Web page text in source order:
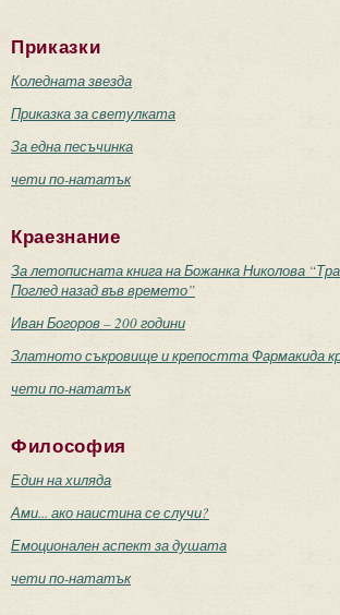
Приказки
Коледната звезда
Приказка за светулката
За една песъчинка
чети по-нататък
Краезнание
За летописната книга на Божанка Николова
Поглед назад във времето”
Иван Богоров – 200 години
Златното съкровище и крепостта Фармакида
чети по-нататък
Философия
Един на хиляда
Ами... ако наистина се случи?
Емоционален аспект за душата
чети по-нататък